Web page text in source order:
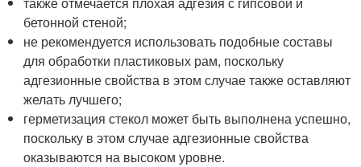
бетонной стеной;
не рекомендуется использовать подобные составы
для обработки пластиковых рам, поскольку
адгезионные свойства в этом случае также оставляют
желать лучшего;
герметизация стекол может быть выполнена успешно,
поскольку в этом случае адгезионные свойства
оказываются на высоком уровне.